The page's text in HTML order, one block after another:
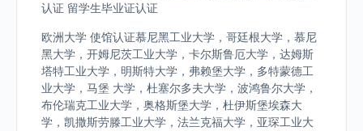
认证 留学生毕业证认证
欧洲大学 使馆认证慕尼黑工业大学，哥廷根大学，慕尼
黑大学，开姆尼茨工业大学，卡尔斯鲁厄大学，达姆斯
塔特工业大学，明斯特大学，弗赖堡大学，多特蒙德工
业大学，马堡 大学，杜塞尔多夫大学，波鸿鲁尔大学，
布伦瑞克工业大学，奥格斯堡大学，杜伊斯堡埃森大
学，凯撒斯劳滕工业大学，法兰克福大学，亚琛工业大